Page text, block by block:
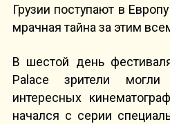
Грузии поступают в
мрачная тайна за этим
В шестой день
Palace зрители могли
интересных
начался с серии